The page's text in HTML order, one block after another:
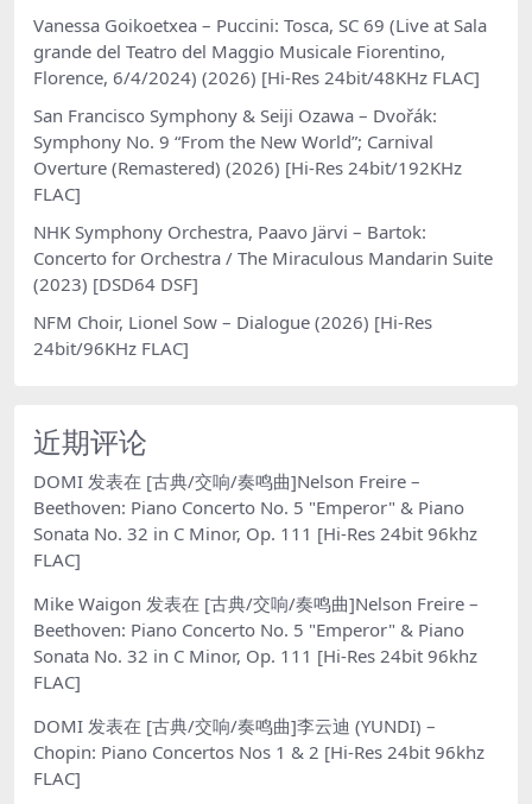
Vanessa Goikoetxea – Puccini: Tosca, SC 69 (Live at Sala
grande del Teatro del Maggio Musicale Fiorentino,
Florence, 6/4/2024) (2026) [Hi-Res 24bit/48KHz FLAC]
San Francisco Symphony & Seiji Ozawa – Dvořák:
Symphony No. 9 “From the New World”; Carnival
Overture (Remastered) (2026) [Hi-Res 24bit/192KHz
FLAC]
NHK Symphony Orchestra, Paavo Järvi – Bartok:
Concerto for Orchestra / The Miraculous Mandarin Suite
(2023) [DSD64 DSF]
NFM Choir, Lionel Sow – Dialogue (2026) [Hi-Res
24bit/96KHz FLAC]
近期评论
DOMI 发表在 [古典/交响/奏鸣曲]Nelson Freire –
Beethoven: Piano Concerto No. 5 "Emperor" & Piano
Sonata No. 32 in C Minor, Op. 111 [Hi-Res 24bit 96khz
FLAC]
Mike Waigon 发表在 [古典/交响/奏鸣曲]Nelson Freire –
Beethoven: Piano Concerto No. 5 "Emperor" & Piano
Sonata No. 32 in C Minor, Op. 111 [Hi-Res 24bit 96khz
FLAC]
DOMI 发表在 [古典/交响/奏鸣曲]李云迪 (YUNDI) –
Chopin: Piano Concertos Nos 1 & 2 [Hi-Res 24bit 96khz
FLAC]